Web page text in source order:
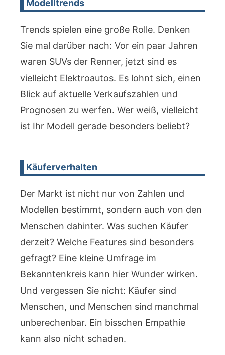
Modelltrends
Trends spielen eine große Rolle. Denken
Sie mal darüber nach: Vor ein paar Jahren
waren SUVs der Renner, jetzt sind es
vielleicht Elektroautos. Es lohnt sich, einen
Blick auf aktuelle Verkaufszahlen und
Prognosen zu werfen. Wer weiß, vielleicht
ist Ihr Modell gerade besonders beliebt?
Käuferverhalten
Der Markt ist nicht nur von Zahlen und
Modellen bestimmt, sondern auch von den
Menschen dahinter. Was suchen Käufer
derzeit? Welche Features sind besonders
gefragt? Eine kleine Umfrage im
Bekanntenkreis kann hier Wunder wirken.
Und vergessen Sie nicht: Käufer sind
Menschen, und Menschen sind manchmal
unberechenbar. Ein bisschen Empathie
kann also nicht schaden.